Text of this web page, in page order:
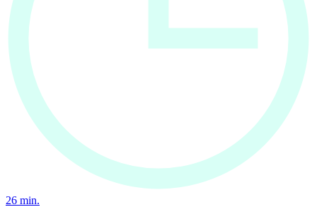
26 min.